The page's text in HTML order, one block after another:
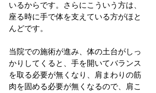
いるからです。さらにこういう方は、
座る時に手で体を支えている方がほと
んどです。
当院での施術が進み、体の土台がしっ
かりしてくると、手を開いてバランス
を取る必要が無くなり、肩まわりの筋
肉を固める必要が無くなるので、肩こ